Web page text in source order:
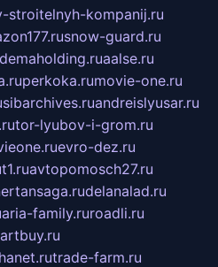
stroitelnyh-kompanij.ru
snow-guard.ru
demaholding.ruaalse.ru
perkoka.rumovie-one.ru
sibarchives.ruandreislyusar.ru
tor-lyubov-i-grom.ru
evro-dez.ru
avtopomosch27.ru
delanalad.ru
aria-family.ruroadli.ru
trade-farm.ru